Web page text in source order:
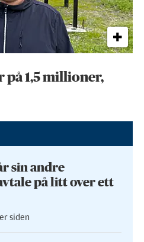
1,5 millioner,
sin andre
på litt over ett
siden